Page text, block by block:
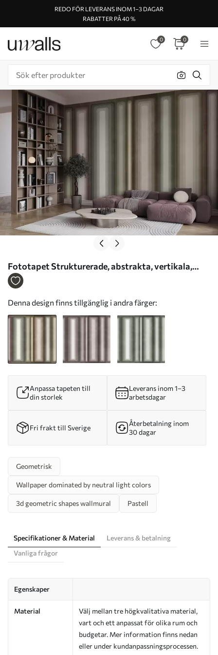
REDO FÖR LEVERANS INOM 1–3 DAGAR
RABATTER PÅ 40 %
0 0
Fototapet Strukturerade, abstrakta, vertikala,
avrundade rektanglar i dämpade nyanser av brunt,
Denna design finns tillgänglig i andra färger:
Anpassa tapeten till
din storlek
Leverans inom 1–3
arbetsdagar
Fri frakt till Sverige
Återbetalning inom
30 dagar
Geometrisk
Wallpaper dominated by neutral light colors
3d geometric shapes wallmural Pastell
Specifikationer & Material
Leverans & betalning
Vanliga frågor
Egenskaper
Material
Välj mellan tre högkvalitativa material,
vart och ett anpassat för olika rum och
budgetar. Mer information finns nedan
eller under kundanpassningsprocessen.